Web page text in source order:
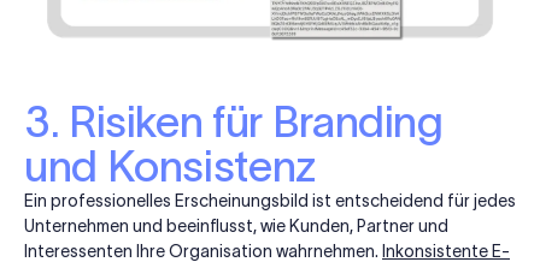
3. Risiken für Branding
und Konsistenz
Ein professionelles Erscheinungsbild ist entscheidend für jedes
Unternehmen und beeinflusst, wie Kunden, Partner und
Interessenten Ihre Organisation wahrnehmen. Inkonsistente E-